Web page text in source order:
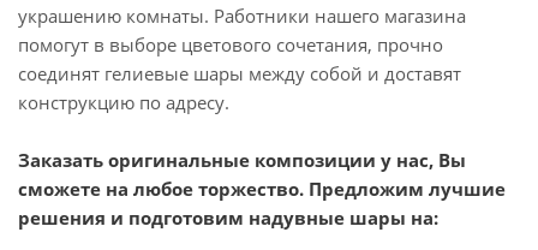
украшению комнаты. Работники нашего магазина
помогут в выборе цветового сочетания, прочно
соединят гелиевые шары между собой и доставят
конструкцию по адресу.
Заказать оригинальные композиции у нас, Вы
сможете на любое торжество. Предложим лучшие
решения и подготовим надувные шары на: